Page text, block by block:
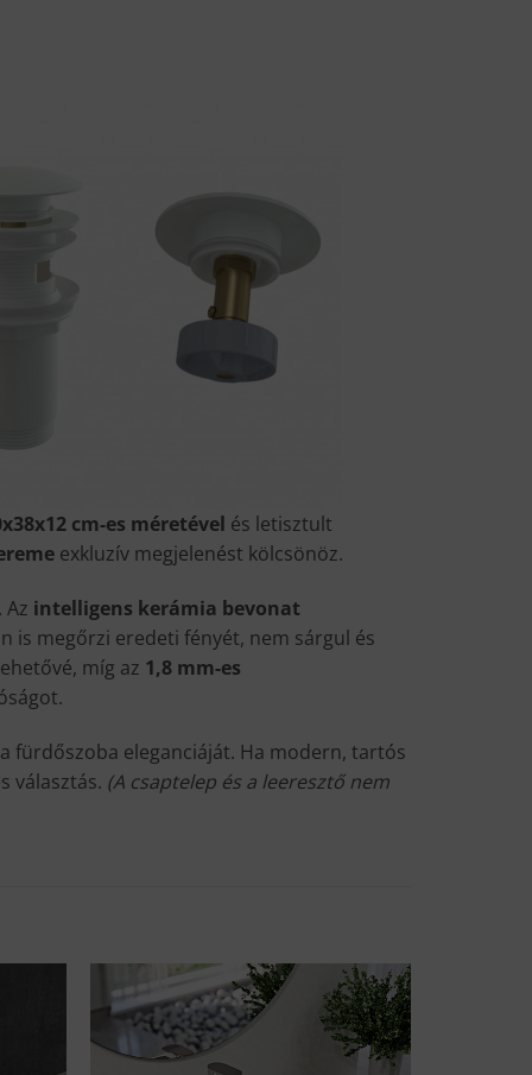
cm-es méretével és letisztult
exkluzív megjelenést kölcsönöz.
intelligens kerámia bevonat
is megőrzi eredeti fényét, nem sárgul és
míg az 1,8 mm-es
fürdőszoba eleganciáját. Ha modern, tartós
választás. (A csaptelep és a leeresztő nem